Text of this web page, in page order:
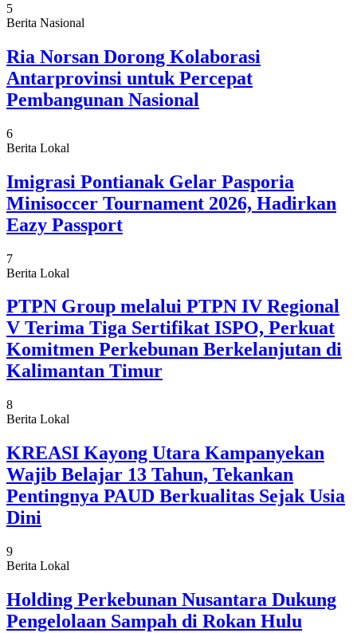
5
Berita Nasional
Ria Norsan Dorong Kolaborasi
Antarprovinsi untuk Percepat
Pembangunan Nasional
6
Berita Lokal
Imigrasi Pontianak Gelar Pasporia
Minisoccer Tournament 2026, Hadirkan
Eazy Passport
7
Berita Lokal
PTPN Group melalui PTPN IV Regional
V Terima Tiga Sertifikat ISPO, Perkuat
Komitmen Perkebunan Berkelanjutan di
Kalimantan Timur
8
Berita Lokal
KREASI Kayong Utara Kampanyekan
Wajib Belajar 13 Tahun, Tekankan
Pentingnya PAUD Berkualitas Sejak Usia
Dini
9
Berita Lokal
Holding Perkebunan Nusantara Dukung
Pengelolaan Sampah di Rokan Hulu